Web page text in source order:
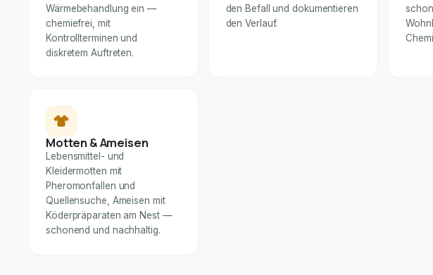
Wärmebehandlung ein —
chemiefrei, mit
Kontrollterminen und
diskretem Auftreten.
den Befall und dokumentieren
den Verlauf.
Motten & Ameisen
Lebensmittel- und
Kleidermotten mit
Pheromonfallen und
Quellensuche, Ameisen mit
Köderpräparaten am Nest —
schonend und nachhaltig.